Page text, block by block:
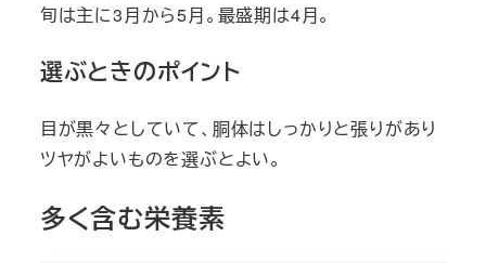
旬は主に3月から5月。最盛期は4月。
選ぶときのポイント
目が黒々としていて、胴体はしっかりと張りがあり
ツヤがよいものを選ぶとよい。
多く含む栄養素